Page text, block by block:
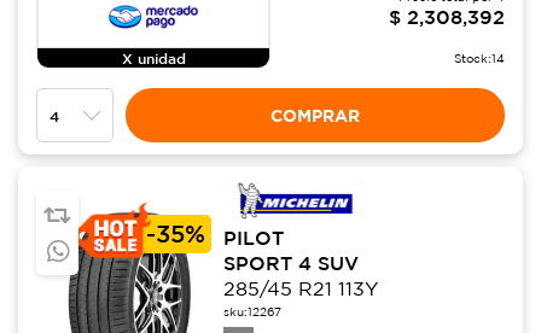
X unidad
$ 2,308,392
Stock:14
COMPRAR
-35%
PILOT
SPORT 4 SUV
285/45 R21 113Y
sku:12267